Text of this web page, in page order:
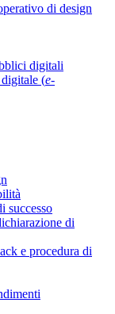
di design
digitali
(e-
successo
di
e procedura di